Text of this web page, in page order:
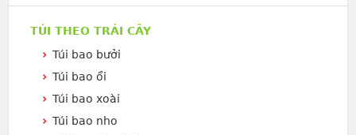
TÚI THEO TRÁI CÂY
Túi bao bưởi
Túi bao ổi
Túi bao xoài
Túi bao nho